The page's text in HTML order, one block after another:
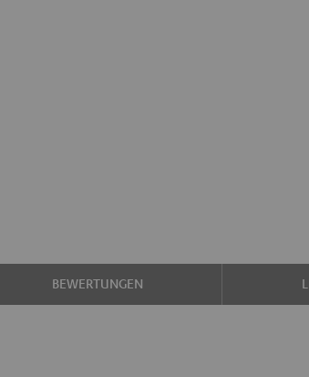
BEWERTUNGEN